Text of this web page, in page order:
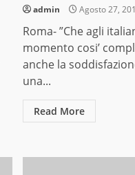
admin Agosto 27,
Roma- ”Che agli
momento cosi’
anche la
una...
Read More